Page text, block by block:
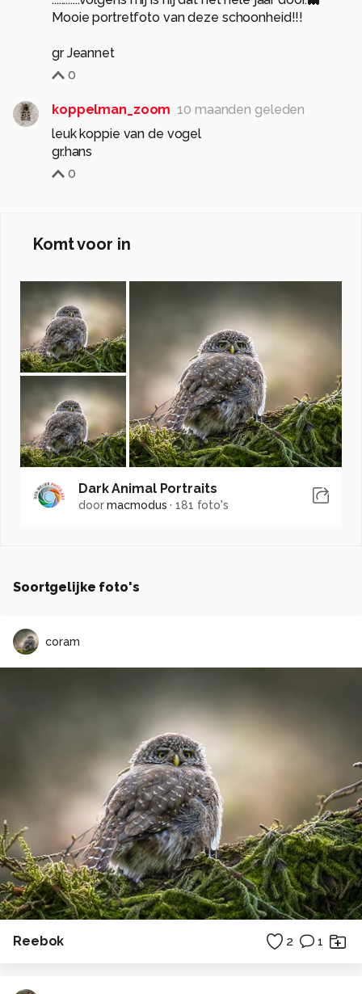
Mooie portretfoto van deze schoonheid!!!
gr Jeannet
0
koppelman_zoom 10 maanden geleden
leuk koppie van de vogel
gr.hans
0
Komt voor in
Dark Animal Portraits
doormacmodus ·181 foto's
Soortgelijke foto's
coram
Reebok 2 1